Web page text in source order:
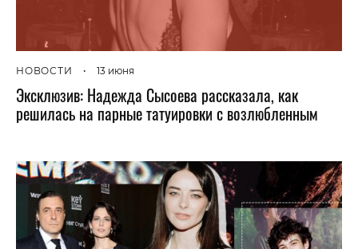
НОВОСТИ • 13 июня
Эксклюзив: Надежда Сысоева рассказала, как
решилась на парные татуировки с возлюбленным